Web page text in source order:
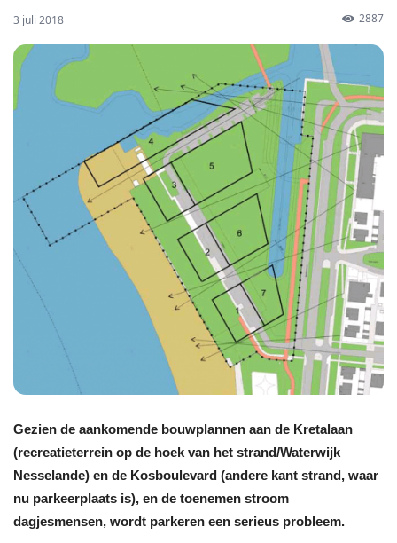
3 juli 2018 2887
Gezien de aankomende bouwplannen aan de Kretalaan
(recreatieterrein op de hoek van het strand/Waterwijk
Nesselande) en de Kosboulevard (andere kant strand, waar
nu parkeerplaats is), en de toenemen stroom
dagjesmensen, wordt parkeren een serieus probleem.